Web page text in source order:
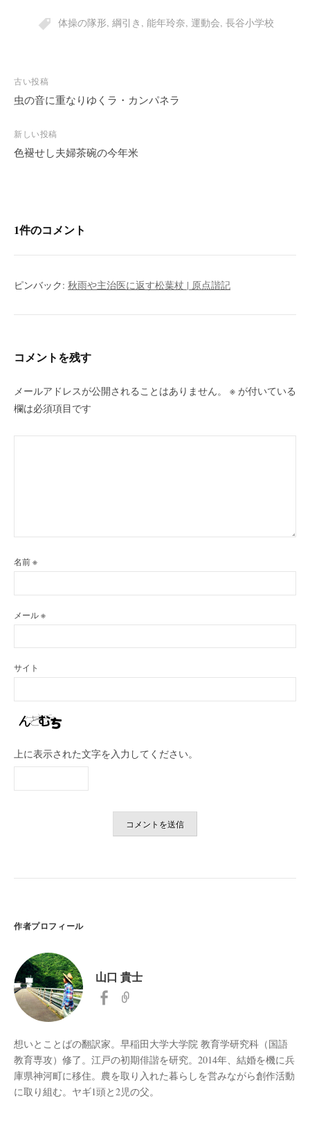
体操の隊形, 綱引き , 能年玲奈, 運動会, 長谷小学校
投
稿
ビ
ゲ
ン
古い投稿
虫の音に重なりゆくラ・カンパネラ
新しい投稿
色褪せし夫婦茶碗の今年米
1件のコメント
ピンバック: 秋雨や主治医に返す松葉杖 | 原点諧記
コメントを残す
メールアドレスが公開されることはありません。 ※ が付いている
欄は必須項目です
名前※
メール※
サイト
上に表示された文字を入力してください。
作者プロフィール
山口 貴士
想いとことばの翻訳家。早稲田大学大学院 教育学研究科（国語
教育専攻）修了。江戸の初期俳諧を研究。2014年、結婚を機に兵
庫県神河町に移住。農を取り入れた暮らしを営みながら創作活動
に取り組む。ヤギ1頭と2児の父。